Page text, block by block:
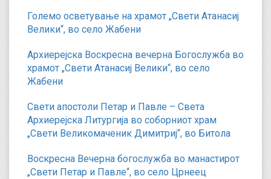
Големо осветување на храмот „Свети Атанасиј
Велики“, во село Жабени
Архиерејска Воскресна вечерна Богослужба во
храмот „Свети Атанасиј Велики“, во село
Жабени
Свети апостоли Петар и Павле – Света
Архиерејска Литургија во соборниот храм
„Свети Великомаченик Димитриј“, во Битола
Воскресна Вечерна богослужба во манастирот
„Свети Петар и Павле“, во село Црнеец